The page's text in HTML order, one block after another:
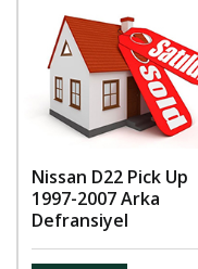
Nissan D22 Pick Up
1997-2007 Arka
Defransiyel